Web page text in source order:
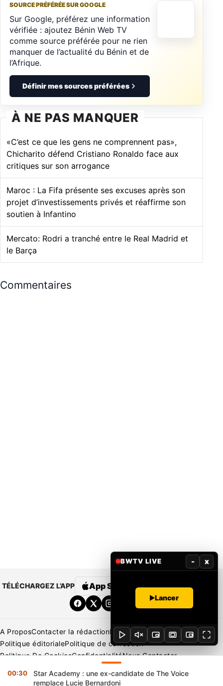
SOURCE PRÉFÉRÉE SUR GOOGLE
Sur Google, préférez une information
vérifiée : ajoutez Bénin Web TV
comme source préférée pour ne rien
manquer de l’actualité du Bénin et de
l’Afrique.
Définir mes sources préférées
À NE PAS MANQUER
«C’est ce que les gens ne comprennent pas»,
Chicharito défend Cristiano Ronaldo face aux
critiques sur son arrogance
Maroc : La Fifa présente ses excuses après son
projet d’investissements privés et réaffirme son
soutien à Infantino
Mercato: Rodri a tranché entre le Real Madrid et
le Barça
Commentaires
TÉLÉCHARGEZ L’APP App Store Google Play
A ProposContacter la rédactionRédaction Mentions légales
Politique éditorialePolitique de correction
Politique De CookiesConfidentialitéNous Contacter
Copyright © 2026 BENIN WEB TV | Tous Droits Réservés
00:30
Star Academy : une ex-candidate de The Voice
remplace Lucie Bernardoni
BWTV LIVE - x
Lancer